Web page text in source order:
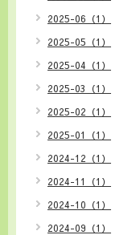
2025-06（1）
2025-05（1）
2025-04（1）
2025-03（1）
2025-02（1）
2025-01（1）
2024-12（1）
2024-11（1）
2024-10（1）
2024-09（1）